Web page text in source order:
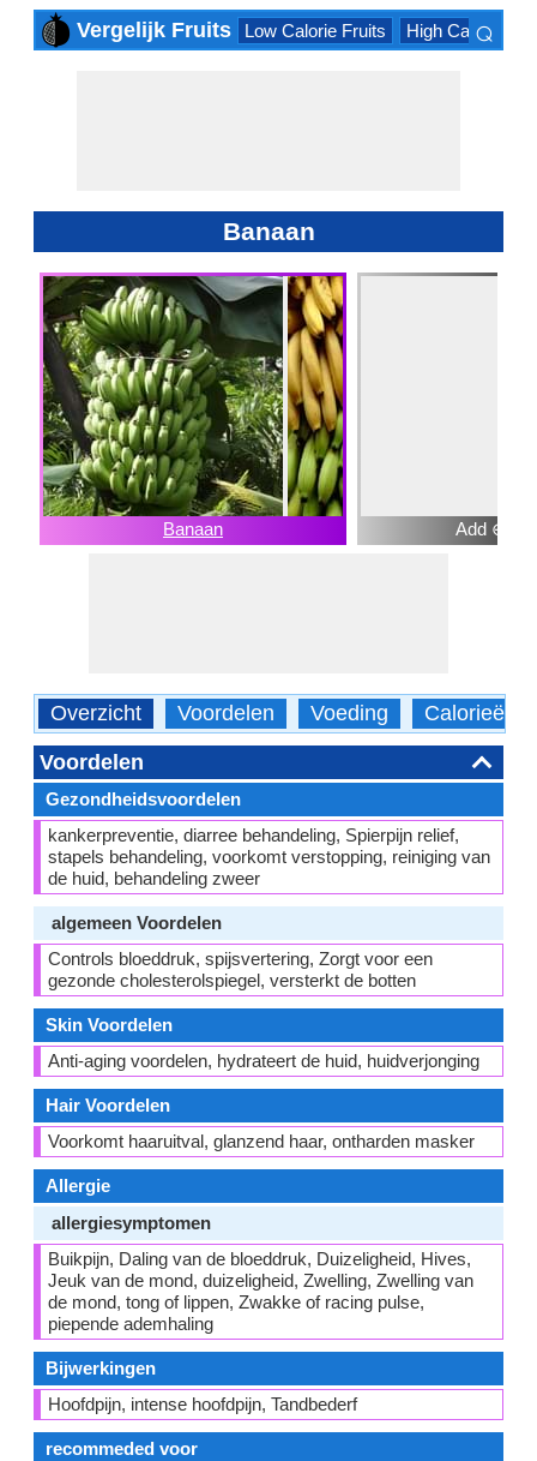
Vergelijk Fruits Low Calorie Fruits High Calorie
⌕
Banaan
Banaan Add ⊕
Overzicht Voordelen Voeding Calorieën
Voordelen
Gezondheidsvoordelen
kankerpreventie, diarree behandeling, Spierpijn relief,
stapels behandeling, voorkomt verstopping, reiniging van
de huid, behandeling zweer
algemeen Voordelen
Controls bloeddruk, spijsvertering, Zorgt voor een
gezonde cholesterolspiegel, versterkt de botten
Skin Voordelen
Anti-aging voordelen, hydrateert de huid, huidverjonging
Hair Voordelen
Voorkomt haaruitval, glanzend haar, ontharden masker
Allergie
allergiesymptomen
Buikpijn, Daling van de bloeddruk, Duizeligheid, Hives,
Jeuk van de mond, duizeligheid, Zwelling, Zwelling van
de mond, tong of lippen, Zwakke of racing pulse,
piepende ademhaling
Bijwerkingen
Hoofdpijn, intense hoofdpijn, Tandbederf
recommeded voor